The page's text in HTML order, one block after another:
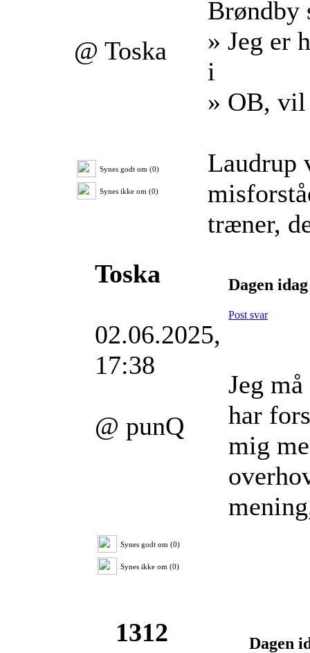
@ Toska
Synes godt om (0)
Synes ikke om (0)
Brøndby
» Jeg er
i
» OB, vil
Laudrup
træner,
Toska
02.06.2025,
17:38
@ punQ
Synes godt om (0)
Synes ikke om (0)
Dagen
Post svar
Jeg
har
mig
1312 Dagen